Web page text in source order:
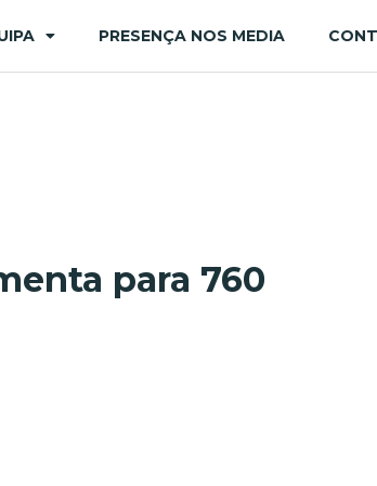
PRESENÇA NOS MEDIA
para 760